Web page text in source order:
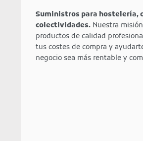
Suministros para hostelería,
colectividades. Nuestra
productos de calidad
tus costes de compra y
negocio sea más rentable y